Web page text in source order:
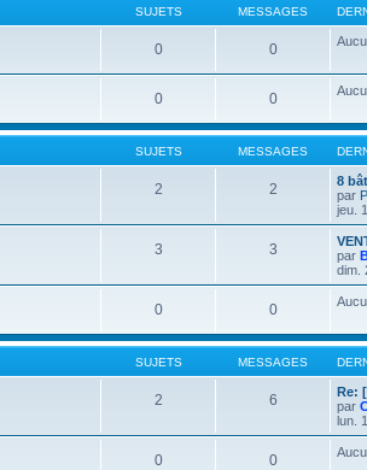
SUJETS MESSAGES
0 0
0 0
SUJETS MESSAGES
2 2
8
par
jeu.
3 3
par
dim.
0 0
SUJETS MESSAGES
2 6
Re:
par
lun.
0 0